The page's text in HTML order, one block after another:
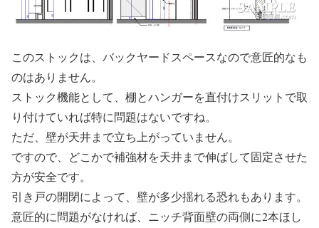
このストックは、バックヤードスペースなので意匠的なも
のはありません。
ストック機能として、棚とハンガーを直付けスリットで取
り付けていれば特に問題はないですね。
ただ、壁が天井まで立ち上がっていません。
ですので、どこかで補強材を天井まで伸ばして固定させた
方が安全です。
引き戸の開閉によって、壁が多少揺れる恐れもあります。
意匠的に問題がなければ、ニッチ背面壁の両側に2本ほし